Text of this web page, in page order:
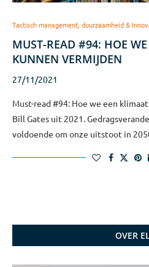
Tactisch management, duurzaamheid &
MUST-READ #94: HOE
KUNNEN VERMIJDEN
27/11/2021
Must-read #94: Hoe we een
Bill Gates uit 2021.
voldoende om onze uitstoot in
OVER